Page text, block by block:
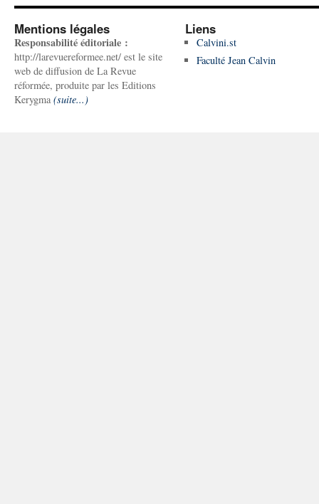
Mentions légales
Responsabilité éditoriale :
http://larevuereformee.net/ est le site
web de diffusion de La Revue
réformée, produite par les Editions
Kerygma (suite...)
Liens
Calvini.st
Faculté Jean Calvin